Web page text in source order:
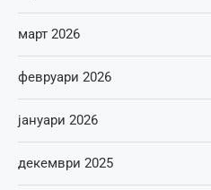
март 2026
февруари 2026
јануари 2026
декември 2025